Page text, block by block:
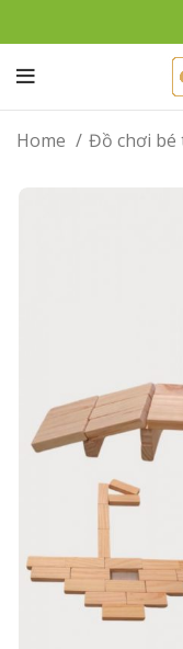
Home Đồ chơi bé